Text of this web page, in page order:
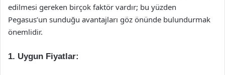
edilmesi gereken birçok faktör vardır; bu yüzden
Pegasus’un sunduğu avantajları göz önünde bulundurmak
önemlidir.
1. Uygun Fiyatlar: